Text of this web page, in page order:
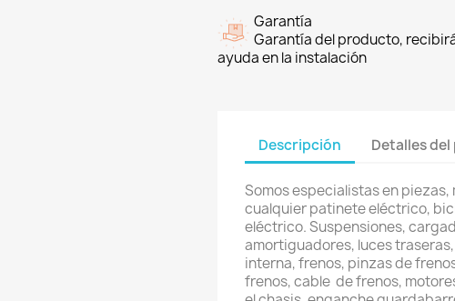
Garantía
Garantía del producto,
ayuda en la instalación
Descripción Detalles
Somos especialistas en
cualquier patinete eléctrico,
eléctrico. Suspensiones,
amortiguadores, luces
interna, frenos, pinzas de
frenos, cable de frenos,